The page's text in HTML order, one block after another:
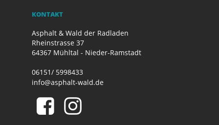
KONTAKT
Asphalt & Wald der Radladen
Rheinstrasse 37
64367 Mühltal - Nieder-Ramstadt
06151/ 5998433
info@asphalt-wald.de